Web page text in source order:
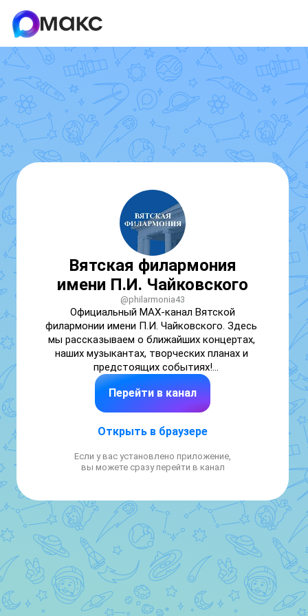
Вятская филармония
имени П.И. Чайковского
@philarmonia43
Официальный MAX-канал Вятской
филармонии имени П.И. Чайковского. Здесь
мы рассказываем о ближайших концертах,
наших музыкантах, творческих планах и
предстоящих событиях!
Мы в ВК: https://vk.com/philarmonia43
Перейти в канал
Открыть в браузере
Если у вас установлено приложение,
вы можете сразу перейти в канал